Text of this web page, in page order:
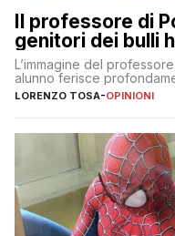
Il professore di
genitori dei bulli
L’immagine del
alunno ferisce
LORENZO TOSA-OPINIONI